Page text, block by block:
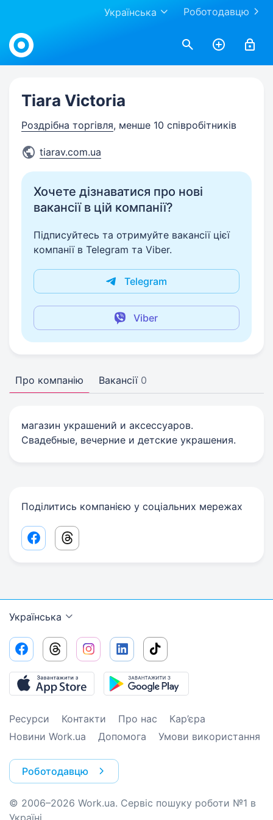
Роботодавцю
Українська
Work.ua
Tiara Victoria
Роздрібна торгівля, менше 10 співробітників
tiarav.com.ua
Хочете дізнаватися про нові
вакансії в цій компанії?
Підписуйтесь та отримуйте вакансії цієї
компанії в Telegram та Viber.
Telegram
Viber
Про компанію Вакансії 0
магазин украшений и аксессуаров.
Свадебные, вечерние и детские украшения.
Поділитись компанією у соціальних мережах
Facebook share link
Threads share link
Українська
Ресурси Контакти Про нас
Кар’єра
Новини Work.ua
Допомога Умови використання
Роботодавцю
© 2006–2026 Work.ua. Сервіс пошуку роботи №1 в
Україні.